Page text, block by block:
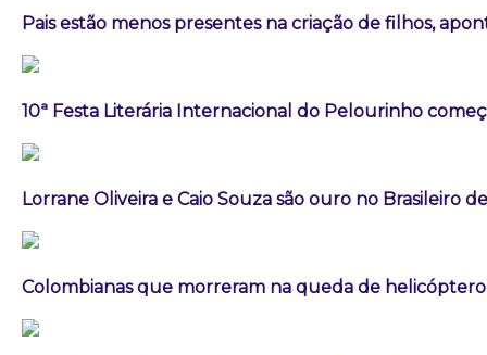
Pais estão menos presentes na criação de filhos,
10ª Festa Literária Internacional do Pelourinho
Lorrane Oliveira e Caio Souza são ouro no Brasileiro
Colombianas que morreram na queda de